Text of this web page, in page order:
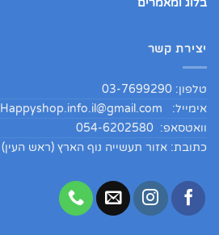
בלוג ומאמרים
יצירת קשר
טלפון: 03-7699290
אימייל: Happyshop.info.il@gmail.com
וואטסאפ: 054-6202580
כתובת: אזור תעשייה נוף הארץ (ראש העין)